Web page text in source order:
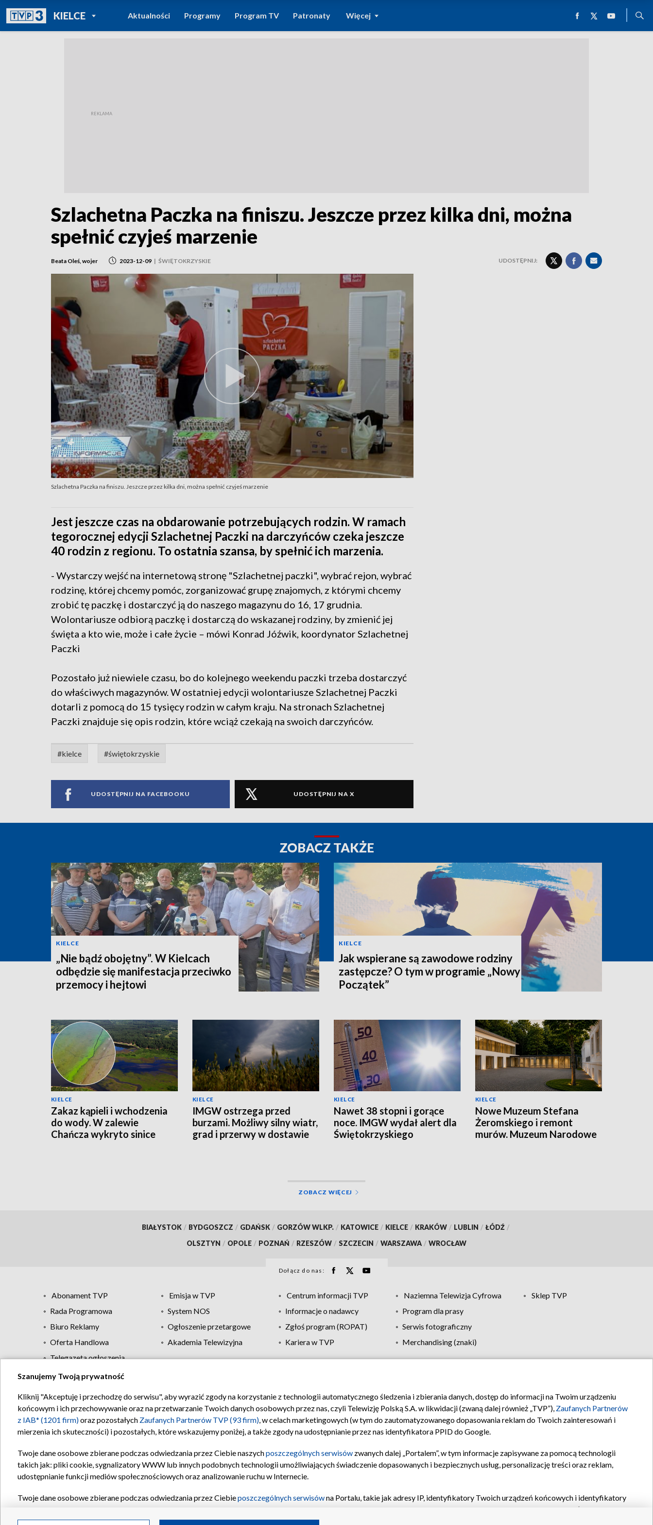
KIELCEPOWRÓT DO
TVP REGIONY
Aktualności Programy Program TV Patronaty Więcej
Szlachetna Paczka na finiszu. Jeszcze przez kilka dni, można
spełnić czyjeś marzenie
Beata Oleś, wojer 2023-12-09 | ŚWIĘTOKRZYSKIE UDOSTĘPNIJ:
Szlachetna Paczka na finiszu. Jeszcze przez kilka dni, można spełnić czyjeś marzenie
Jest jeszcze czas na obdarowanie potrzebujących rodzin. W ramach
tegorocznej edycji Szlachetnej Paczki na darczyńców czeka jeszcze
40 rodzin z regionu. To ostatnia szansa, by spełnić ich marzenia.
- Wystarczy wejść na internetową stronę "Szlachetnej paczki", wybrać rejon, wybrać
rodzinę, której chcemy pomóc, zorganizować grupę znajomych, z którymi chcemy
zrobić tę paczkę i dostarczyć ją do naszego magazynu do 16, 17 grudnia.
Wolontariusze odbiorą paczkę i dostarczą do wskazanej rodziny, by zmienić jej
święta a kto wie, może i całe życie – mówi Konrad Jóźwik, koordynator Szlachetnej
Paczki
Pozostało już niewiele czasu, bo do kolejnego weekendu paczki trzeba dostarczyć
do właściwych magazynów. W ostatniej edycji wolontariusze Szlachetnej Paczki
dotarli z pomocą do 15 tysięcy rodzin w całym kraju. Na stronach Szlachetnej
Paczki znajduje się opis rodzin, które wciąż czekają na swoich darczyńców.
#kielce #świętokrzyskie
UDOSTĘPNIJ NA FACEBOOKU UDOSTĘPNIJ NA X
ZOBACZ TAKŻE
KIELCE
„Nie bądź obojętny”. W Kielcach
odbędzie się manifestacja przeciwko
przemocy i hejtowi
KIELCE
Jak wspierane są zawodowe rodziny
zastępcze? O tym w programie „Nowy
Początek”
KIELCE
Zakaz kąpieli i wchodzenia
do wody. W zalewie
Chańcza wykryto sinice
KIELCE
IMGW ostrzega przed
burzami. Możliwy silny wiatr,
grad i przerwy w dostawie
KIELCE
Nawet 38 stopni i gorące
noce. IMGW wydał alert dla
Świętokrzyskiego
KIELCE
Nowe Muzeum Stefana
Żeromskiego i remont
murów. Muzeum Narodowe
ZOBACZ WIĘCEJ
BIAŁYSTOK / BYDGOSZCZ / GDAŃSK / GORZÓW WLKP. / KATOWICE / KIELCE / KRAKÓW / LUBLIN / ŁÓDŹ /
OLSZTYN / OPOLE / POZNAŃ / RZESZÓW / SZCZECIN / WARSZAWA / WROCŁAW
Dołącz do nas:
Abonament TVP Emisja w TVP Centrum informacji TVP Naziemna Telewizja Cyfrowa
Sklep TVP
Rada Programowa
System NOS Informacje o nadawcy
Program dla prasy
Biuro Reklamy
Ogłoszenie przetargowe Zgłoś program (ROPAT)
Serwis fotograficzny
Oferta Handlowa
Akademia Telewizyjna Kariera w TVP
Merchandising (znaki)
Telegazeta ogłoszenia
Regulamin TVP Polityka prywatności Moje zgody Pomoc Biuro reklamy Kontakt
Szanujemy Twoją prywatność
Kliknij "Akceptuję i przechodzę do serwisu", aby wyrazić zgody na korzystanie z technologii automatycznego śledzenia i zbierania danych, dostęp do informacji na Twoim urządzeniu
końcowym i ich przechowywanie oraz na przetwarzanie Twoich danych osobowych przez nas, czyli Telewizję Polską S.A. w likwidacji (zwaną dalej również „TVP”), Zaufanych Partnerów
z IAB* (1201 firm)oraz pozostałych Zaufanych Partnerów TVP (93 firm), w celach marketingowych (w tym do zautomatyzowanego dopasowania reklam do Twoich zainteresowań i
mierzenia ich skuteczności) i pozostałych, które wskazujemy poniżej, a także zgody na udostępnianie przez nas identyfikatora PPID do Google.
Twoje dane osobowe zbierane podczas odwiedzania przez Ciebie naszychposzczególnych serwisów zwanych dalej „Portalem”, w tym informacje zapisywane za pomocą technologii
takich jak: pliki cookie, sygnalizatory WWW lub innych podobnych technologii umożliwiających świadczenie dopasowanych i bezpiecznych usług, personalizację treści oraz reklam,
udostępnianie funkcji mediów społecznościowych oraz analizowanie ruchu w Internecie.
Twoje dane osobowe zbierane podczas odwiedzania przez Ciebieposzczególnych serwisówna Portalu, takie jak adresy IP, identyfikatory Twoich urządzeń końcowych i identyfikatory
oraz pozostałych
Partnerów TVPdla realizacji następujących celów i funkcji: przechowywania informacji na urządzeniu lub dostęp do nich, wyboru podstawowych reklam, wyboru spersonalizowanych